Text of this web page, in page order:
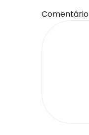
Comentário